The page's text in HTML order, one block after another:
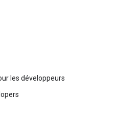
les développeurs